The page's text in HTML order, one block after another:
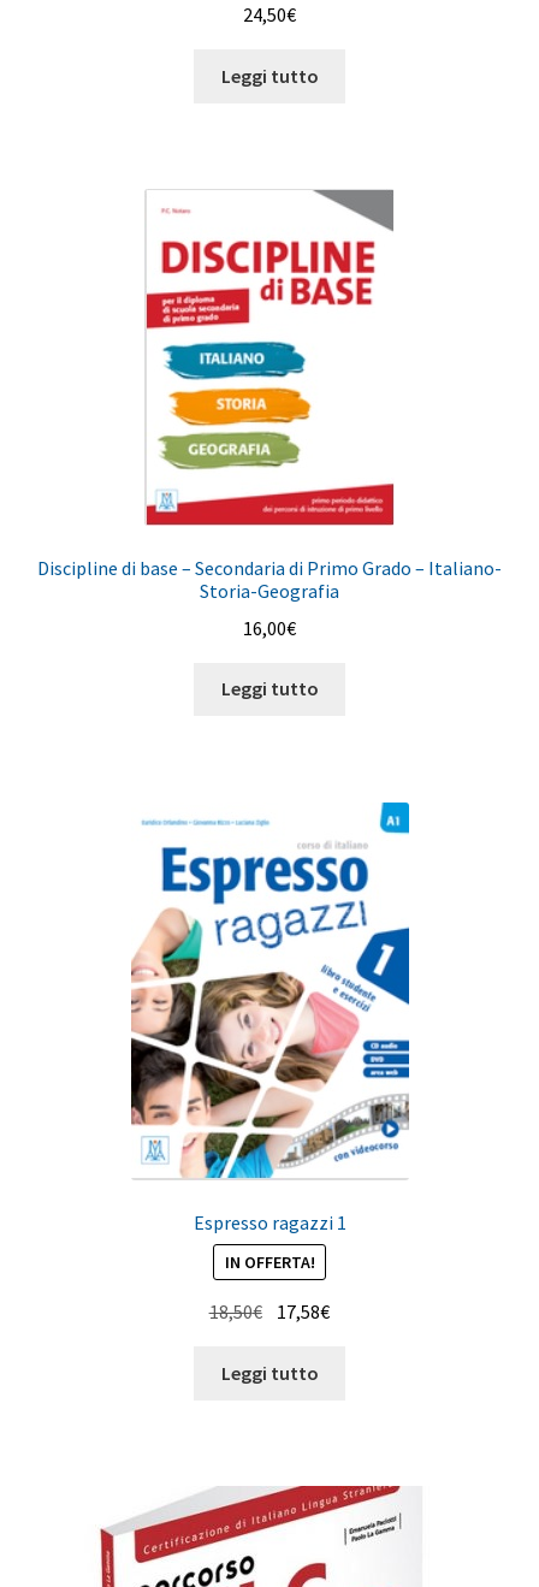
24,50€
Leggi tutto
Discipline di base – Secondaria di Primo Grado – Italiano-
Storia-Geografia
16,00€
Leggi tutto
Espresso ragazzi 1
IN OFFERTA!
18,50€
originale
17,58€Il
Leggi tutto